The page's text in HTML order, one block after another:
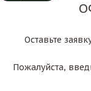
Оставьте
Пожалуйста,